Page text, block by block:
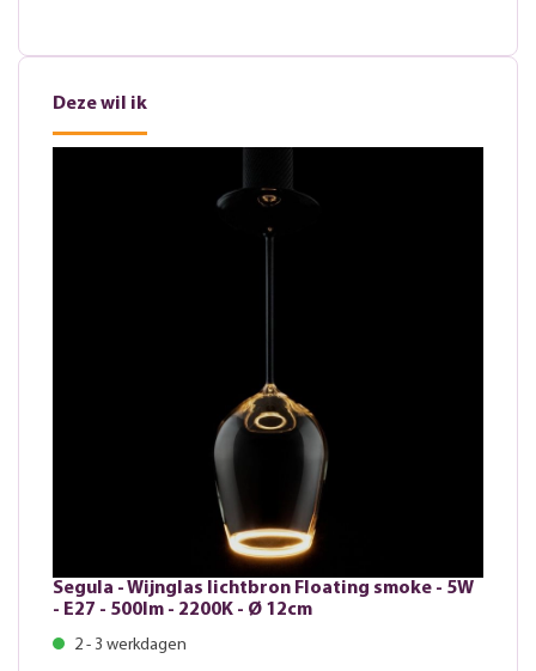
Deze wil ik
Segula - Wijnglas lichtbron Floating smoke - 5W
- E27 - 500lm - 2200K - Ø 12cm
2 - 3 werkdagen